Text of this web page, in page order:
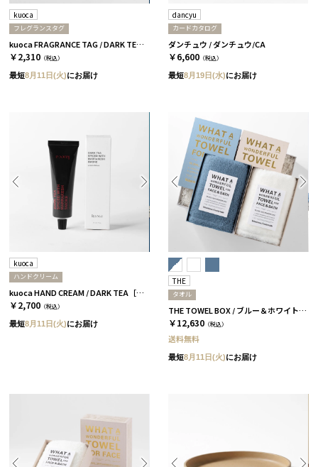
kuoca
フレグランスタグ
kuoca FRAGRANCE TAG / DARK TEA［クオカ］
￥2,310 （税込）
最短8月11日(火)にお届け
dancyu
カードカタログ
ダンチュウ / ダンチュウ/CA
￥6,600 （税込）
最短8月19日(水)にお届け
kuoca
ハンドクリーム
kuoca HAND CREAM / DARK TEA［クオカ］
￥2,700 （税込）
最短8月11日(火)にお届け
THE
タオル
THE TOWEL BOX / ブルー＆ホワイト［THE］
￥12,630 （税込）
送料無料
最短8月11日(火)にお届け